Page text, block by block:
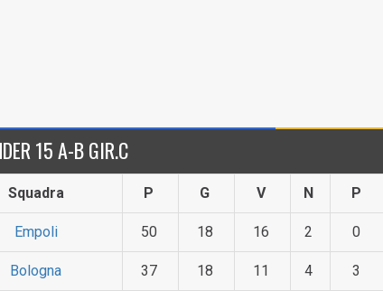
15 A-B GIR.C
Squadra P G V N P
Empoli 50 18 16 2 0
Bologna 37 18 11 4 3